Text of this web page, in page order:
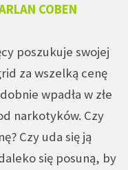
COBEN
poszukuje swojej
za wszelką cenę
wpadła w złe
narkotyków. Czy
Czy uda się ją
się posuną, by